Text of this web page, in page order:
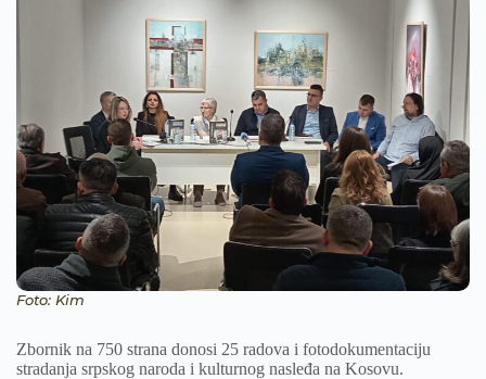
Foto: Kim
Zbornik na 750 strana donosi 25 radova i fotodokumentaciju
stradanja srpskog naroda i kulturnog nasleđa na Kosovu.